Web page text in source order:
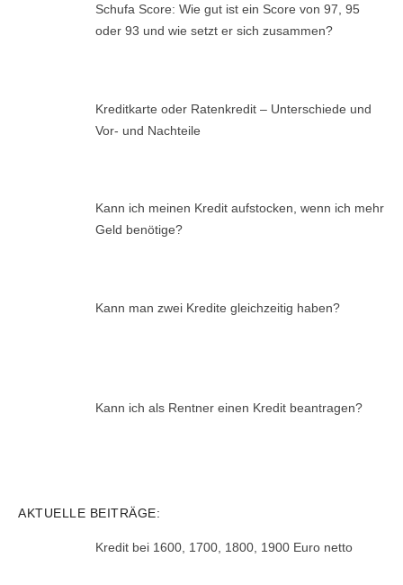
Schufa Score: Wie gut ist ein Score von 97, 95
oder 93 und wie setzt er sich zusammen?
Kreditkarte oder Ratenkredit – Unterschiede und
Vor- und Nachteile
Kann ich meinen Kredit aufstocken, wenn ich mehr
Geld benötige?
Kann man zwei Kredite gleichzeitig haben?
Kann ich als Rentner einen Kredit beantragen?
AKTUELLE BEITRÄGE:
Kredit bei 1600, 1700, 1800, 1900 Euro netto